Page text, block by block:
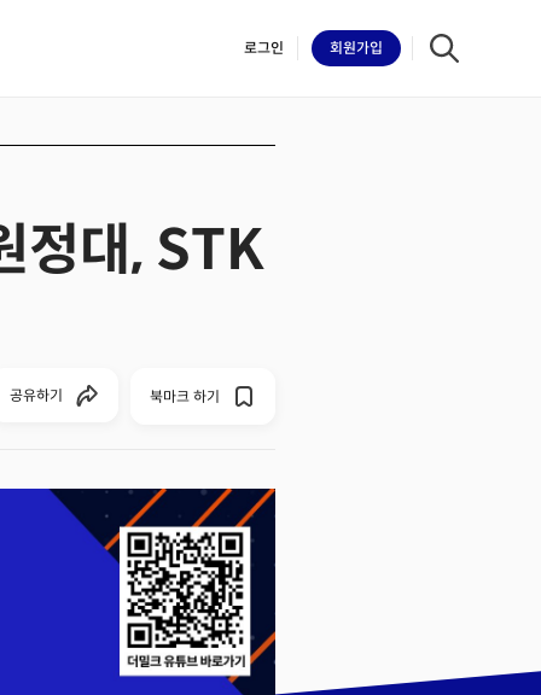
로그인 회원가입
정대, STK
공유하기 북마크 하기